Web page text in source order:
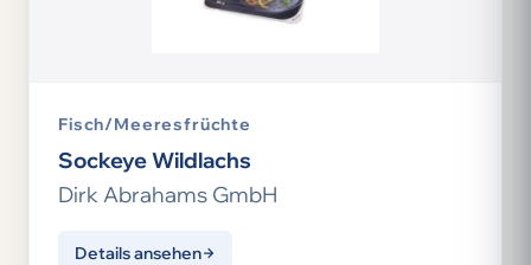
Fisch/Meeresfrüchte
Sockeye Wildlachs
Dirk Abrahams GmbH
Details ansehen